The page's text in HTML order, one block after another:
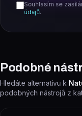
Souhlasím se
údajů.
Podobné
Hledáte alternativu k
podobných nástrojů z